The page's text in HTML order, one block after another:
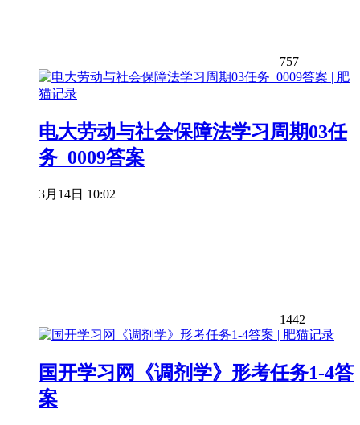
757
电大劳动与社会保障法学习周期03任
务_0009答案
3月14日 10:02
1442
国开学习网《调剂学》形考任务1-4答
案